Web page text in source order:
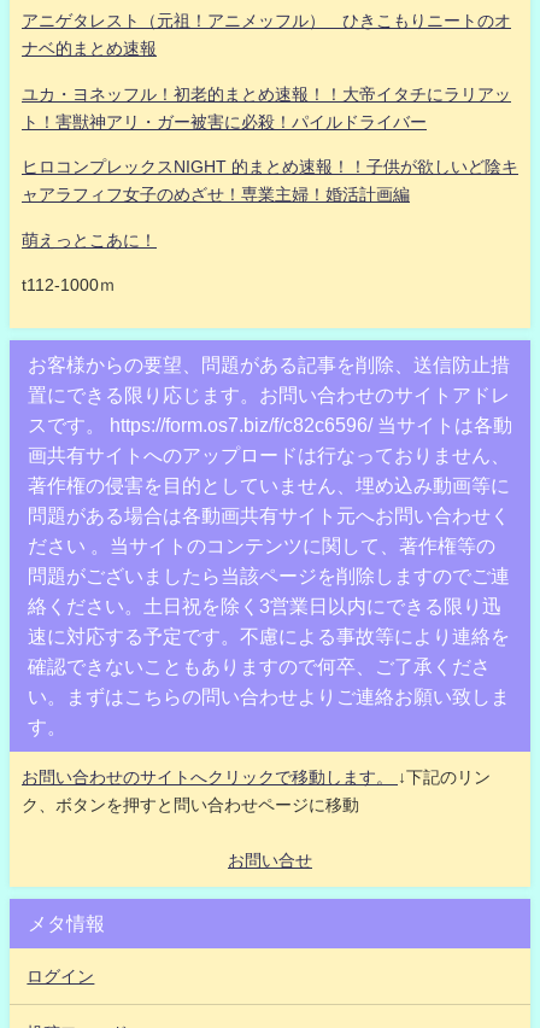
アニゲタレスト（元祖！アニメッフル） ひきこもりニートのオ
ナベ的まとめ速報
ユカ・ヨネッフル！初老的まとめ速報！！大帝イタチにラリアッ
ト！害獣神アリ・ガー被害に必殺！パイルドライバー
ヒロコンプレックスNIGHT 的まとめ速報！！子供が欲しいど陰キ
ャアラフィフ女子のめざせ！専業主婦！婚活計画編
萌えっとこあに！
t112-1000ｍ
お客様からの要望、問題がある記事を削除、送信防止措
置にできる限り応じます。お問い合わせのサイトアドレ
スです。 https://form.os7.biz/f/c82c6596/ 当サイトは各動
画共有サイトへのアップロードは行なっておりません、
著作権の侵害を目的としていません、埋め込み動画等に
問題がある場合は各動画共有サイト元へお問い合わせく
ださい 。当サイトのコンテンツに関して、著作権等の
問題がございましたら当該ページを削除しますのでご連
絡ください。土日祝を除く3営業日以内にできる限り迅
速に対応する予定です。不慮による事故等により連絡を
確認できないこともありますので何卒、ご了承くださ
い。まずはこちらの問い合わせよりご連絡お願い致しま
す。
お問い合わせのサイトへクリックで移動します。
↓下記のリン
ク、ボタンを押すと問い合わせページに移動
お問い合せ
メタ情報
ログイン